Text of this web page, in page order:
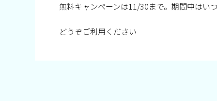
無料キャンペーンは11/30まで。期間中はい
どうぞご利用ください